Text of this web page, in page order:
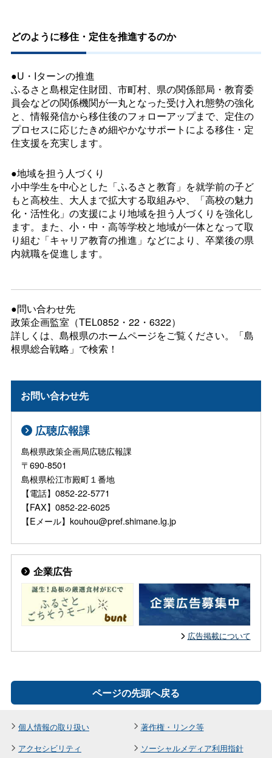
どのように移住・定住を推進するのか
●U・Iターンの推進
ふるさと島根定住財団、市町村、県の関係部局・教育委
員会などの関係機関が一丸となった受け入れ態勢の強化
と、情報発信から移住後のフォローアップまで、定住の
プロセスに応じたきめ細やかなサポートによる移住・定
住支援を充実します。
●地域を担う人づくり
小中学生を中心とした「ふるさと教育」を就学前の子ど
もと高校生、大人まで拡大する取組みや、「高校の魅力
化・活性化」の支援により地域を担う人づくりを強化し
ます。また、小・中・高等学校と地域が一体となって取
り組む「キャリア教育の推進」などにより、卒業後の県
内就職を促進します。
●問い合わせ先
政策企画監室（TEL0852・22・6322）
詳しくは、島根県のホームページをご覧ください。「島
根県総合戦略」で検索！
お問い合わせ先
広聴広報課
島根県政策企画局広聴広報課
〒690-8501
島根県松江市殿町１番地
【電話】0852-22-5771
【FAX】0852-22-6025
【Eメール】kouhou@pref.shimane.lg.jp
企業広告
広告掲載について
ページの先頭へ戻る
個人情報の取り扱い
著作権・リンク等
アクセシビリティ
ソーシャルメディア利用指針